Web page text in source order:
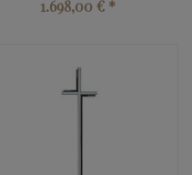
1.698,00 € *